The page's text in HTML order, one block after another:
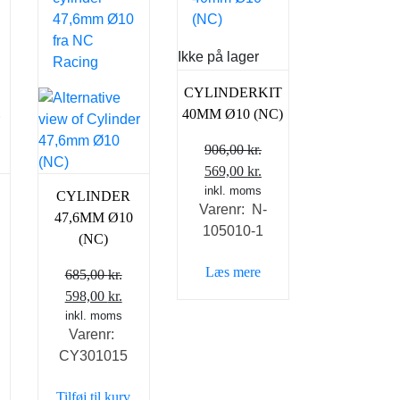
kr..
CYLINDER
47,6MM Ø10
(NC)
685,00kr.
Den
oprindelige
pris
var:
598,00 kr.
aktuelle
er:
inkl. moms
Varenr:
CY301015
Ikke på lager
CYLINDERKIT
40MM Ø10 (NC)
906,00kr.
Den
oprindelige
pris
var:
569,00 kr.
aktuelle
pris
er:
inkl. moms
Varenr: N-
105010-1
Læs mere